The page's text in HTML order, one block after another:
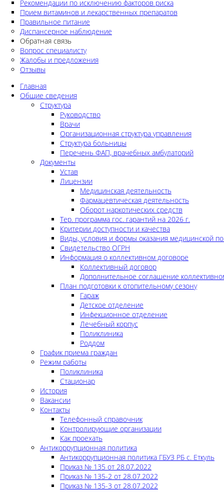
Рекомендации по исключению факторов риска
Прием витаминов и лекарственных препаратов
Правильное питание
Диспансерное наблюдение
Обратная связь
Вопрос специалисту
Жалобы и предложения
Отзывы
Главная
Общие сведения
Структура
Руководство
Врачи
Организационная структура управления
Структура больницы
Перечень ФАП, врачебных амбулаторий
Документы
Устав
Лицензии
Медицинская деятельность
Фармацевтическая деятельность
Оборот наркотических средств
Тер. программа гос. гарантий на 2026 г.
Критерии доступности и качества
Виды, условия и формы оказания медицинской
Свидетельство ОГРН
Информация о коллективном договоре
Коллективный договор
Дополнительное соглашение
План подготовки к отопительному сезону
Гараж
Детское отделение
Инфекционное отделение
Лечебный корпус
Поликлиника
Роддом
График приема граждан
Режим работы
Поликлиника
Стационар
История
Вакансии
Контакты
Телефонный справочник
Контролирующие организации
Как проехать
Антикоррупционная политика
Антикоррупционная политика ГБУЗ РБ с. Еткуль
Приказ № 135 от 28.07.2022
Приказ № 135-2 от 28.07.2022
Приказ № 135-3 от 28.07.2022